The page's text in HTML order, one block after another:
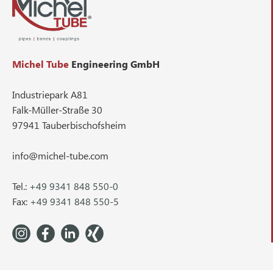
Michel Tube Engineering GmbH
Industriepark A81
Falk-Müller-Straße 30
97941 Tauberbischofsheim
info@michel-tube.com
Tel.: +49 9341 848 550-0
Fax: +49 9341 848 550-5